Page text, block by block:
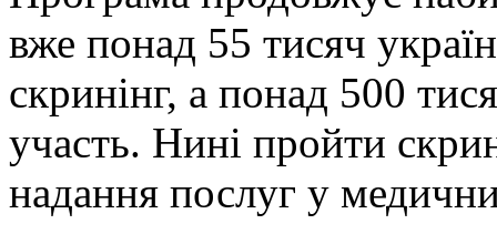
вже понад 55 тисяч
скринінг, а понад 500
участь. Нині пройти
надання послуг у